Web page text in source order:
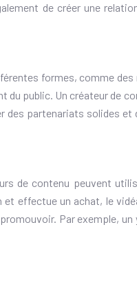
de créer une
formes, comme
du public. Un créateur de
des partenariats solides
de contenu peuvent
et effectue un achat, le
Par exemple, un